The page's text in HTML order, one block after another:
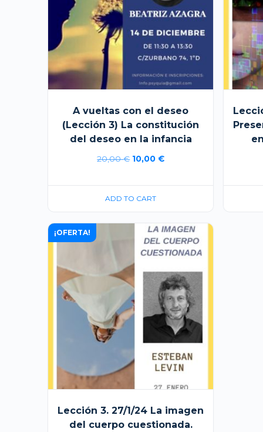
A vueltas con el deseo
(Lección 3) La constitución
del deseo en la infancia
20,00€ El
20,00 €.
10,00€El
ADD TO CART
¡OFERTA!
Lección 3. 27/1/24 La imagen
del cuerpo cuestionada.